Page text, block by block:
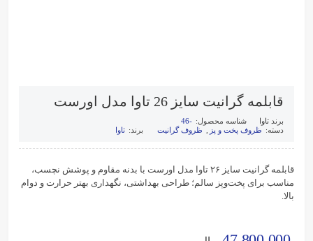
قابلمه گرانیت سایز 26 تاوا مدل اورست
برند تاوا شناسه محصول: -46
دسته: ظروف پخت و پز ظروف گرانیت برند: تاوا
قابلمه گرانیت سایز ۲۶ تاوا مدل اورست با بدنه مقاوم و پوشش نچسب،
مناسب برای پخت‌وپز سالم؛ طراحی بهداشتی، نگهداری بهتر حرارت و دوام
بالا.